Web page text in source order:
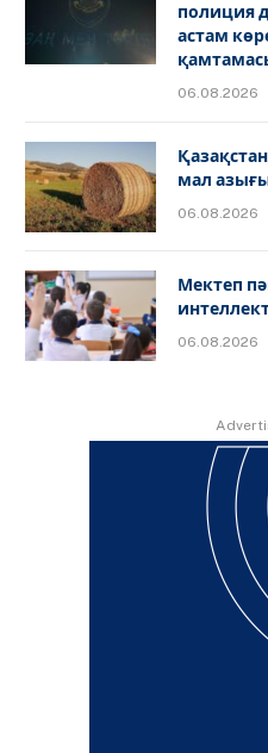
полиция
астам
06.08.2026
мал
06.08.2026
Мектеп
06.08.2026